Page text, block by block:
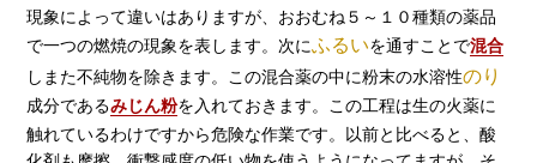
現象によって違いはありますが、おおむね５～１０種類の薬品
で一つの燃焼の現象を表します。次にふるいを通すことで混合
しまた不純物を除きます。この混合薬の中に粉末の水溶性のり
成分であるみじん粉を入れておきます。この工程は生の火薬に
触れているわけですから危険な作業です。以前と比べると、酸